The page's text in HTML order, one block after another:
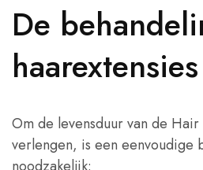
De
haarextensies
Om de levensduur van de Hair
verlengen, is een eenvoudige